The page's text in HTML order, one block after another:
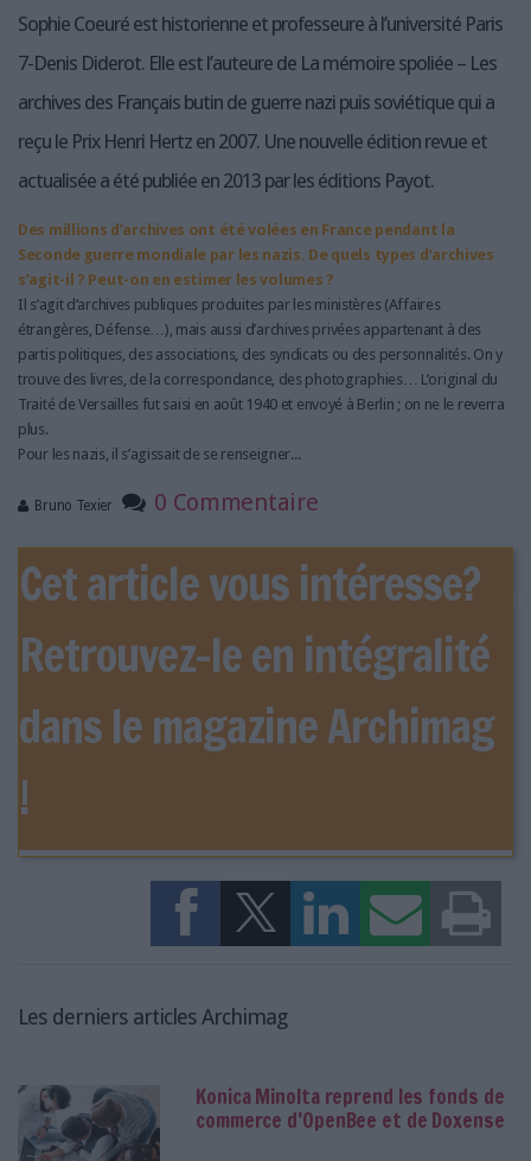
LES SUPPLÉMENTS
NOS OFFRES D'ABONNEMENTS
Sophie Coeuré est historienne et professeure à l’université Paris
7-Denis Diderot. Elle est l’auteure de La mémoire spoliée – Les
archives des Français butin de guerre nazi puis soviétique qui a
reçu le Prix Henri Hertz en 2007. Une nouvelle édition revue et
actualisée a été publiée en 2013 par les éditions Payot.
Des millions d’archives ont été volées en France pendant la
Seconde guerre mondiale par les nazis. De quels types d’archives
s’agit-il ? Peut-on en estimer les volumes ?
Il s’agit d’archives publiques produites par les ministères (Affaires
étrangères, Défense…), mais aussi d’archives privées appartenant à des
partis politiques, des associations, des syndicats ou des personnalités. On y
trouve des livres, de la correspondance, des photographies… L’original du
Traité de Versailles fut saisi en août 1940 et envoyé à Berlin ; on ne le reverra
plus.
Pour les nazis, il s’agissait de se renseigner...
Bruno Texier 0 Commentaire
Cet article vous intéresse?
Retrouvez-le en intégralité
dans le magazine Archimag
!
Les derniers articles Archimag
Konica Minolta reprend les fonds de
commerce d’OpenBee et de Doxense